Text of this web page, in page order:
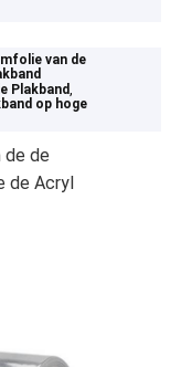
van de
Plakband,
op hoge
de de
de Acryl